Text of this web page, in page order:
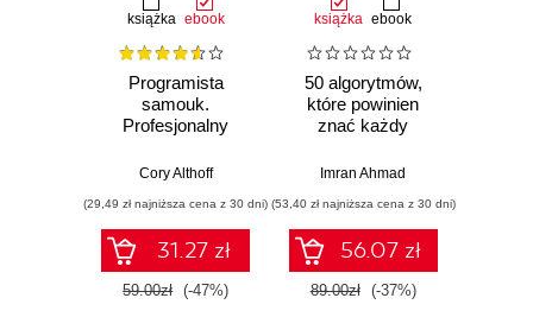
książka ebook
Programista
samouk.
Profesjonalny
samodzielnej nauki
Cory Althoff
(29,49 zł najniższa cena z 30 dni)
31.27 zł
59.00zł (-47%)
książka ebook
50 algorytmów,
które powinien
znać każdy
Klasyczne i
algorytmy z
dziedzin uczenia
maszynowego,
projektowania
oprogramowania,
Imran Ahmad
(53,40 zł najniższa cena z 30 dni)
56.07 zł
89.00zł (-37%)